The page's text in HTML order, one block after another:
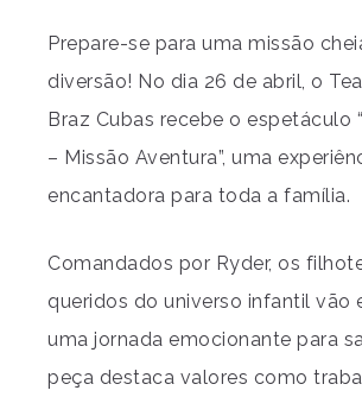
Prepare-se para uma missão
diversão! No dia 26 de abril, o
Braz Cubas recebe o espetáculo
– Missão Aventura”, uma
encantadora para toda a família.
Comandados por Ryder, os
queridos do universo infantil vão
uma jornada emocionante para
peça destaca valores como